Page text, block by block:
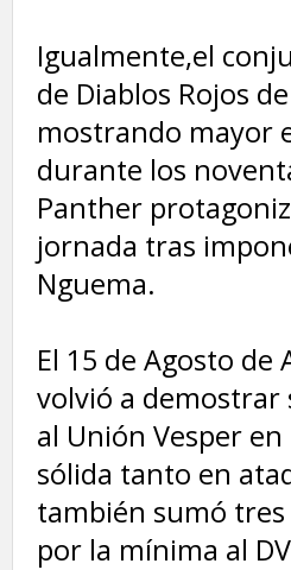
‎Igualmente,el
de Diablos Rojos
mostrando mayor
durante los
Panther
jornada tras
Nguema.
‎El 15 de Agosto de
volvió a
al Unión Vesper
sólida tanto en
también sumó
por la mínima al